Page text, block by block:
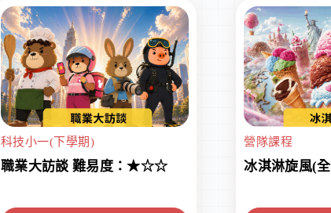
科技小一(下學期)
職業大訪談 難易度：★☆☆
營隊課程
冰淇淋旋風(